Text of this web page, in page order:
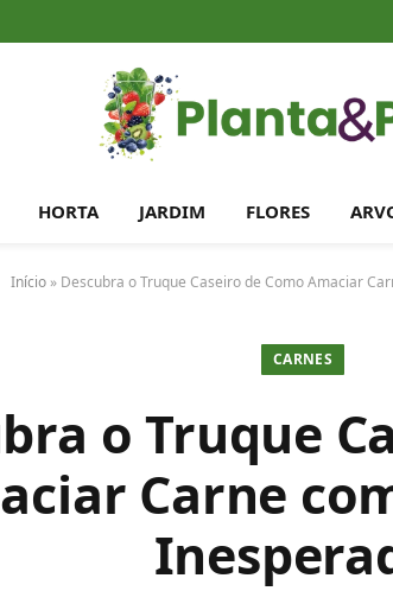
HORTA JARDIM FLORES
Início» Descubra o Truque Caseiro de Como Amaciar
CARNES
o Truque
Carne